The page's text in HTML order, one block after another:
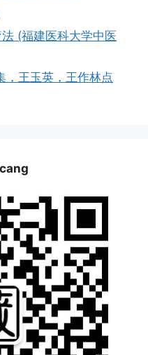
(福建医科大学中医
，王玉英，王作林点